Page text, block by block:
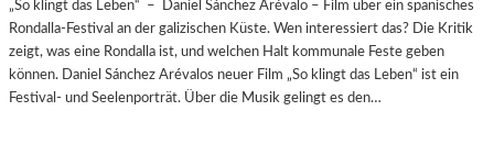
„So klingt das Leben“ – Daniel Sánchez Arévalo – Film über ein spanisches
Rondalla-Festival an der galizischen Küste. Wen interessiert das? Die Kritik
zeigt, was eine Rondalla ist, und welchen Halt kommunale Feste geben
können. Daniel Sánchez Arévalos neuer Film „So klingt das Leben“ ist ein
Festival- und Seelenporträt. Über die Musik gelingt es den…